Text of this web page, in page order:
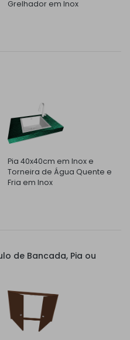
Grelhador em Inox
Pia 40x40cm em Inox e
Torneira de Água Quente e
Fria em Inox
de Bancada, Pia ou